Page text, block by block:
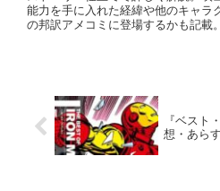
能力を手に入れた経緯や他のキャラ
の邦訳アメコミに登場するかも記載
『ベスト
想・あら